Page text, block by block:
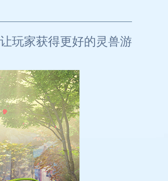
玩家获得更好的灵兽游